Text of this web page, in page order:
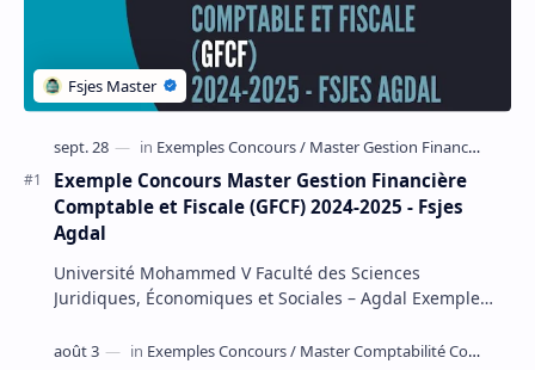
Exemple Concours Master Gestion Financière
Comptable et Fiscale (GFCF) 2024-2025 - Fsjes
Agdal
Université Mohammed V Faculté des Sciences
Juridiques, Économiques et Sociales – Agdal Exemple